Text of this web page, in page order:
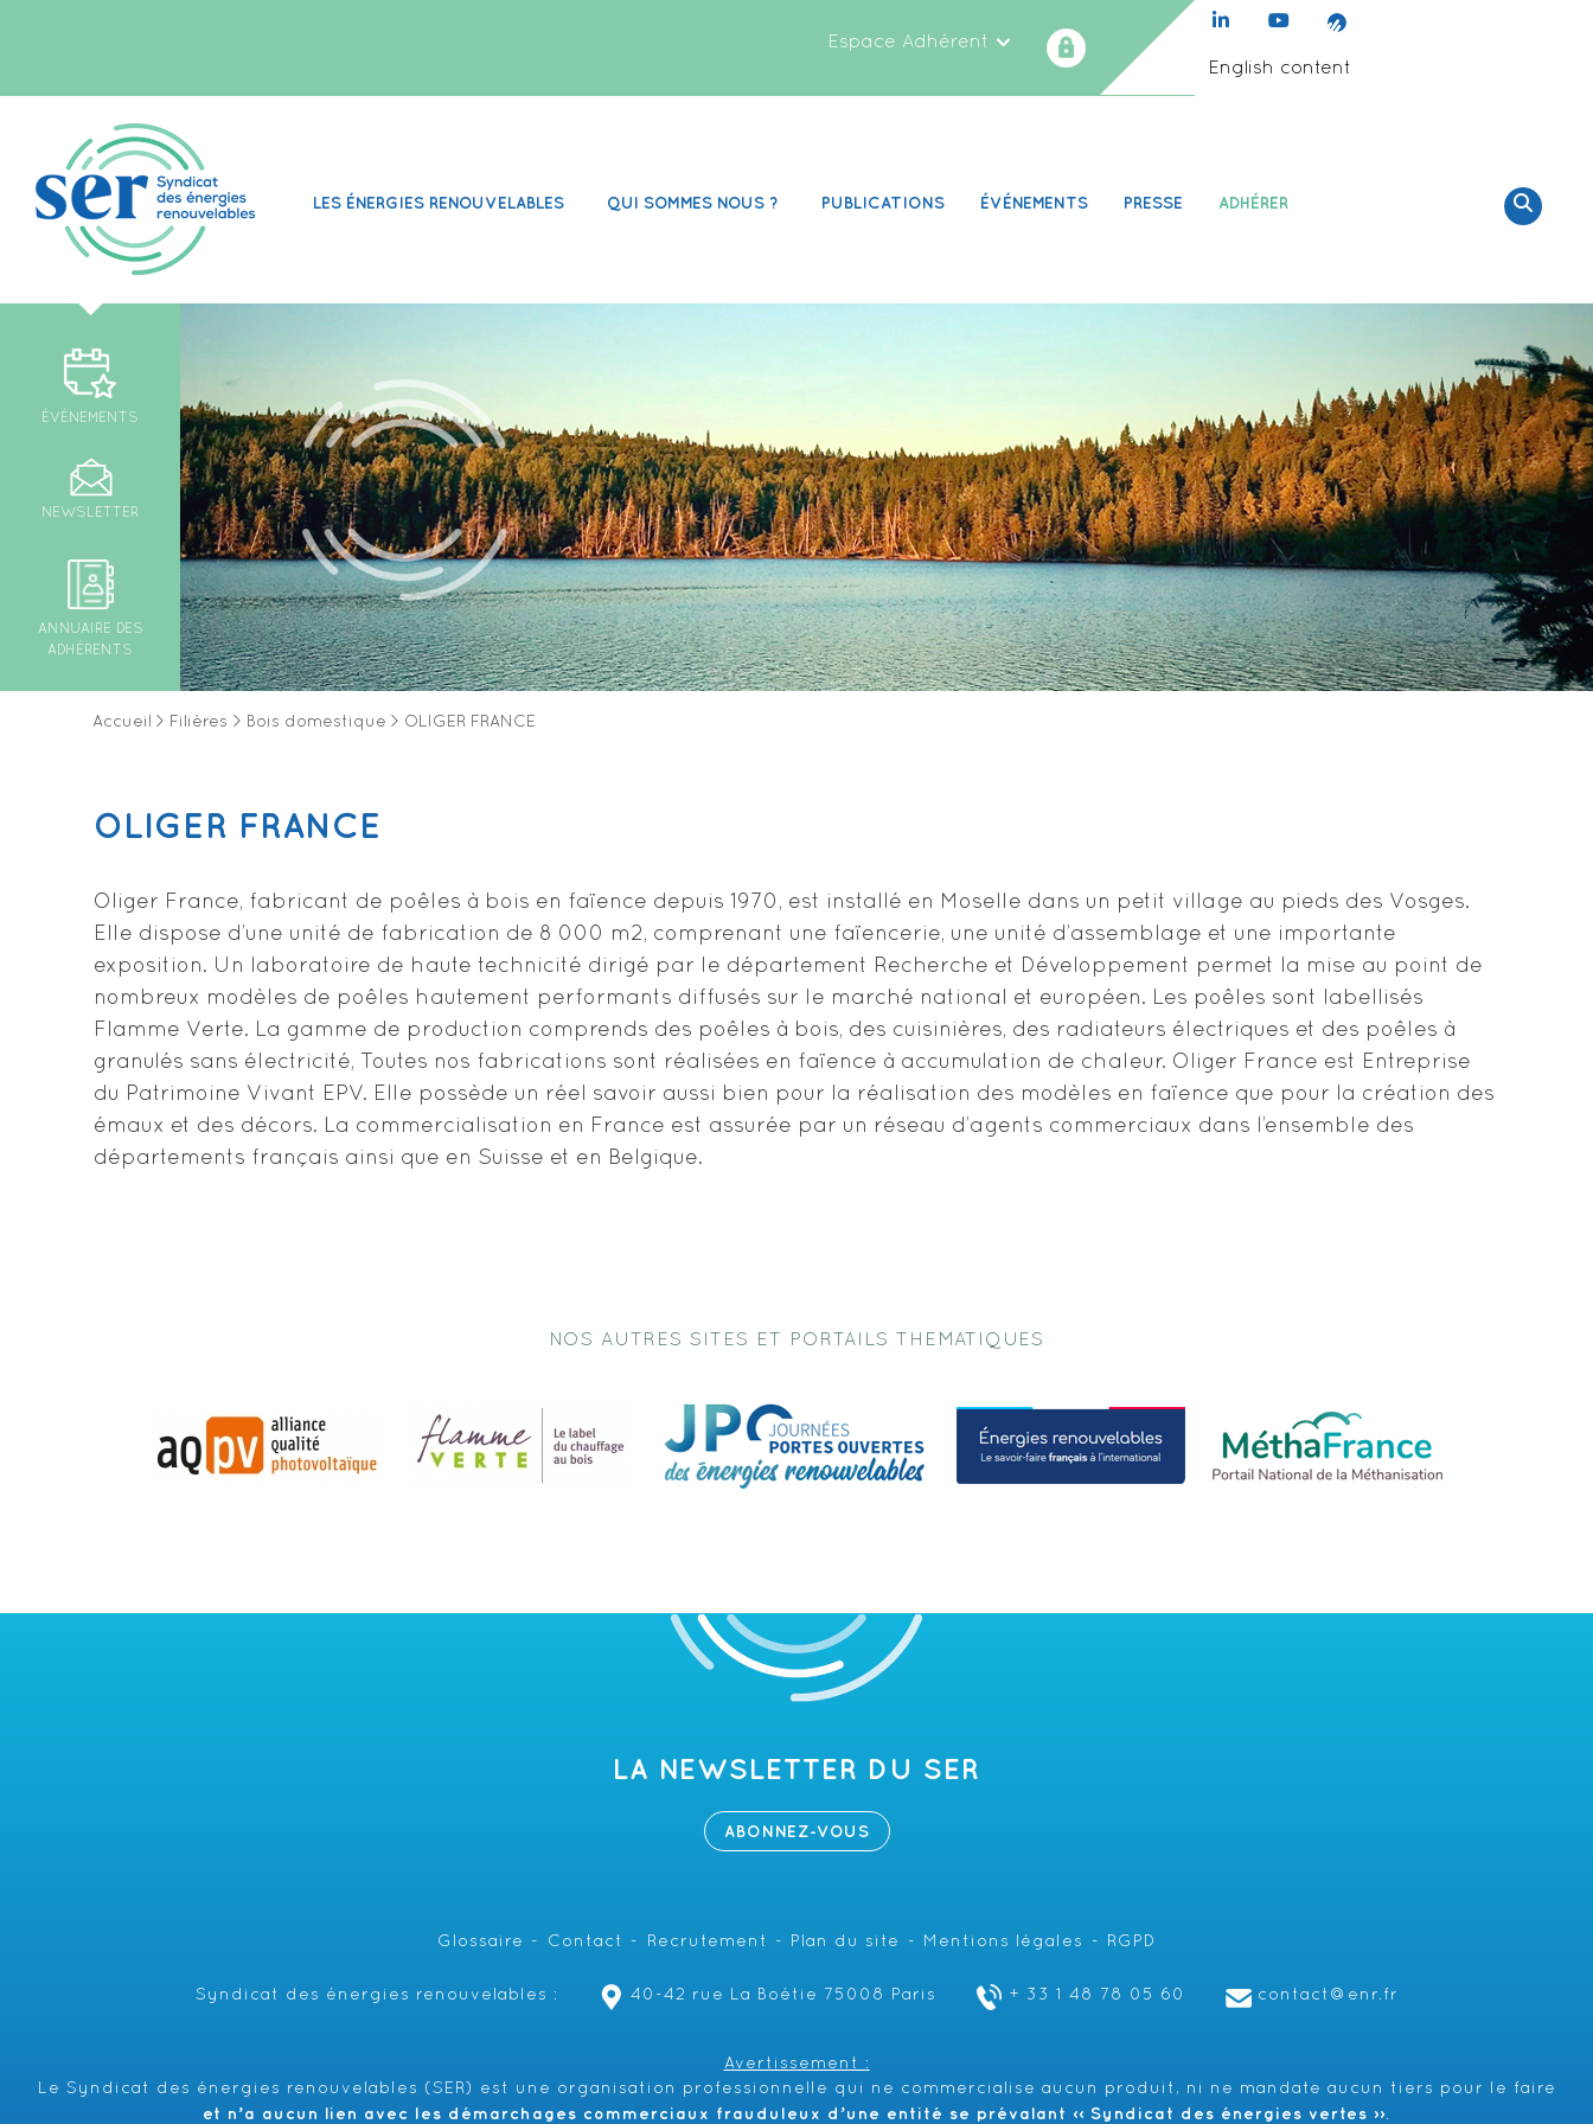
Espace Adhérent
English content
LES ÉNERGIES RENOUVELABLES QUI SOMMES NOUS ? PUBLICATIONS ÉVÉNEMENTS PRESSE ADHÉRER
ÉVÉNEMENTS
NEWSLETTER
ANNUAIRE DES
ADHÉRENTS
Accueil > Filières > Bois domestique > OLIGER FRANCE
OLIGER FRANCE
Oliger France, fabricant de poêles à bois en faïence depuis 1970, est installé en Moselle dans un petit village au pieds des Vosges.
Elle dispose d’une unité de fabrication de 8 000 m2, comprenant une faïencerie, une unité d’assemblage et une importante
exposition. Un laboratoire de haute technicité dirigé par le département Recherche et Développement permet la mise au point de
nombreux modèles de poêles hautement performants diffusés sur le marché national et européen. Les poêles sont labellisés
Flamme Verte. La gamme de production comprends des poêles à bois, des cuisinières, des radiateurs électriques et des poêles à
granulés sans électricité, Toutes nos fabrications sont réalisées en faïence à accumulation de chaleur. Oliger France est Entreprise
du Patrimoine Vivant EPV. Elle possède un réel savoir aussi bien pour la réalisation des modèles en faïence que pour la création des
émaux et des décors. La commercialisation en France est assurée par un réseau d’agents commerciaux dans l’ensemble des
départements français ainsi que en Suisse et en Belgique.
NOS AUTRES SITES ET PORTAILS THEMATIQUES
LA NEWSLETTER DU SER
ABONNEZ-VOUS
Glossaire Contact Recrutement Plan du site Mentions légales RGPD
Syndicat des énergies renouvelables : 40-42 rue La Boétie 75008 Paris + 33 1 48 78 05 60 contact@enr.fr
Avertissement :
Le Syndicat des énergies renouvelables (SER) est une organisation professionnelle qui ne commercialise aucun produit, ni ne mandate aucun tiers pour le faire
et n’a aucun lien avec les démarchages commerciaux frauduleux d’une entité se prévalant ‹‹ Syndicat des énergies vertes ››.